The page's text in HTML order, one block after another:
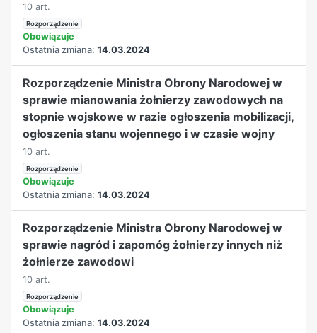
10 art.
Rozporządzenie
Obowiązuje
Ostatnia zmiana: 14.03.2024
Rozporządzenie Ministra Obrony Narodowej w
sprawie mianowania żołnierzy zawodowych na
stopnie wojskowe w razie ogłoszenia mobilizacji,
ogłoszenia stanu wojennego i w czasie wojny
10 art.
Rozporządzenie
Obowiązuje
Ostatnia zmiana: 14.03.2024
Rozporządzenie Ministra Obrony Narodowej w
sprawie nagród i zapomóg żołnierzy innych niż
żołnierze zawodowi
10 art.
Rozporządzenie
Obowiązuje
Ostatnia zmiana: 14.03.2024